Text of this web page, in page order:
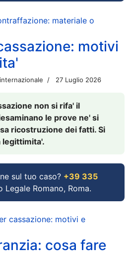
materiale o
motivi
27 Luglio 2026
non si rifa' il
le prove ne' si
ricostruzione dei fatti. Si
legittimita'.
sul tuo caso? +39 335
Romano, Roma.
cassazione: motivi e
cosa fare